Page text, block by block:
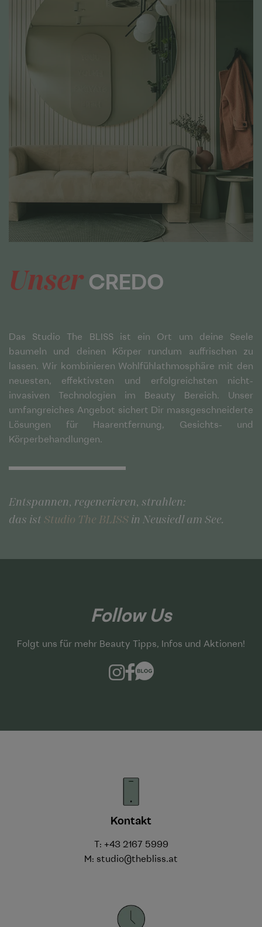
Unser CREDO
Das Studio The BLISS ist ein Ort um deine Seele
baumeln und deinen Körper rundum auffrischen zu
lassen. Wir kombinieren Wohlfühlathmosphäre mit den
neuesten, effektivsten und erfolgreichsten nicht-
invasiven Technologien im Beauty Bereich. Unser
umfangreiches Angebot sichert Dir massgeschneiderte
Lösungen für Haarentfernung, Gesichts- und
Körperbehandlungen.
Entspannen, regenerieren, strahlen:
das ist Studio The BLISS in Neusiedl am See.
Follow Us
Folgt uns für mehr Beauty Tipps, Infos und Aktionen!
Kontakt
T: +43 2167 5999
M: studio@thebliss.at